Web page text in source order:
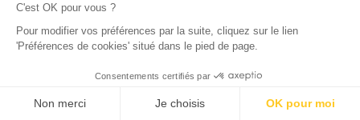
C'est OK pour vous ?
Pour modifier vos préférences par la suite, cliquez sur le lien
'Préférences de cookies' situé dans le pied de page.
Consentements certifiés par
Non merci Je choisis OK pour moi